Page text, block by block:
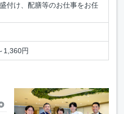
付け、配膳等のお仕事をお任
1,360円